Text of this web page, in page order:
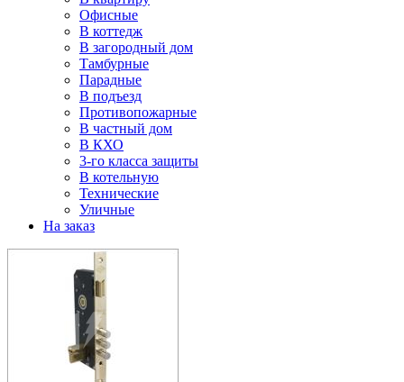
Офисные
В коттедж
В загородный дом
Тамбурные
Парадные
В подъезд
Противопожарные
В частный дом
В КХО
3-го класса защиты
В котельную
Технические
Уличные
На заказ